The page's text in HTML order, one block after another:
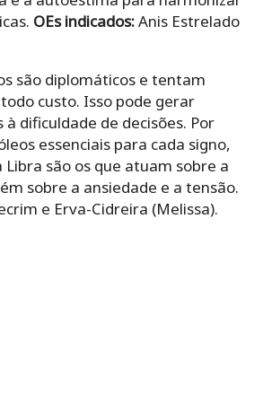
OEs indicados:Anis Estrelado
são diplomáticos e tentam
custo. Isso pode gerar
à dificuldade de decisões. Por
essenciais para cada signo,
são os que atuam sobre a
sobre a ansiedade e a tensão.
e Erva-Cidreira (Melissa).